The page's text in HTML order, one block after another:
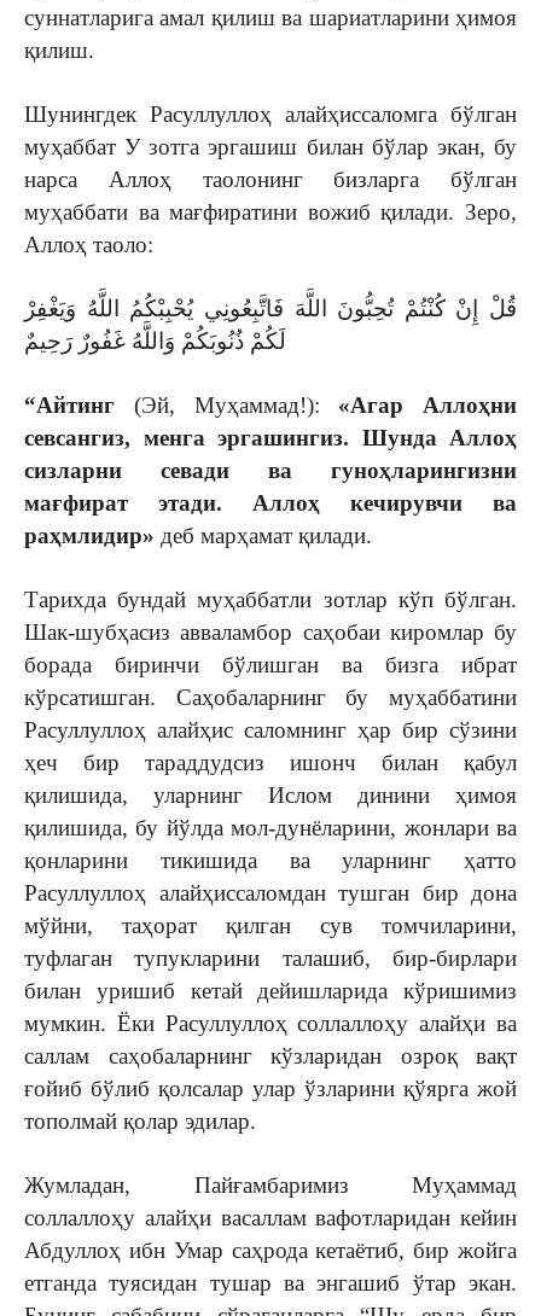
суннатларига амал қилиш ва шариатларини ҳимоя
қилиш.
Шунингдек Расуллуллоҳ алайҳиссаломга бўлган
муҳаббат У зотга эргашиш билан бўлар экан, бу
нарса Аллоҳ таолонинг бизларга бўлган
муҳаббати ва мағфиратини вожиб қилади. Зеро,
Аллоҳ таоло:
قُلْ إِنْ كُنْتُمْ تُحِبُّونَ اللَّهَ فَاتَّبِعُونِي يُحْبِبْكُمُ اللَّهُ وَيَغْفِرْ
لَكُمْ ذُنُوبَكُمْ وَاللَّهُ غَفُورٌ رَحِيمٌ
“Айтинг (Эй, Муҳаммад!): «Агар Аллоҳни
севсангиз, менга эргашингиз. Шунда Аллоҳ
сизларни севади ва гуноҳларингизни
мағфират этади. Аллоҳ кечирувчи ва
раҳмлидир» деб марҳамат қилади.
Тарихда бундай муҳаббатли зотлар кўп бўлган.
Шак-шубҳасиз авваламбор саҳобаи киромлар бу
борада биринчи бўлишган ва бизга ибрат
кўрсатишган. Саҳобаларнинг бу муҳаббатини
Расуллуллоҳ алайҳис саломнинг ҳар бир сўзини
ҳеч бир тараддудсиз ишонч билан қабул
қилишида, уларнинг Ислом динини ҳимоя
қилишида, бу йўлда мол-дунёларини, жонлари ва
қонларини тикишида ва уларнинг ҳатто
Расуллуллоҳ алайҳиссаломдан тушган бир дона
мўйни, таҳорат қилган сув томчиларини,
туфлаган тупукларини талашиб, бир-бирлари
билан уришиб кетай дейишларида кўришимиз
мумкин. Ёки Расуллуллоҳ соллаллоҳу алайҳи ва
саллам саҳобаларнинг кўзларидан озроқ вақт
ғойиб бўлиб қолсалар улар ўзларини қўярга жой
тополмай қолар эдилар.
Жумладан, Пайғамбаримиз Муҳаммад
соллаллоҳу алайҳи васаллам вафотларидан кейин
Абдуллоҳ ибн Умар саҳрода кетаётиб, бир жойга
етганда туясидан тушар ва энгашиб ўтар экан.